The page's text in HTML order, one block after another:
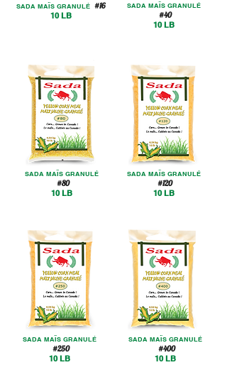
SADA MAÏS GRANULÉ #16
10 LB
SADA MAÏS GRANULÉ
#40
10 LB
SADA MAÏS GRANULÉ
#80
10 LB
SADA MAÏS GRANULÉ
#250
10 LB
SADA MAÏS GRANULÉ
#120
10 LB
SADA MAÏS GRANULÉ
#400
10 LB